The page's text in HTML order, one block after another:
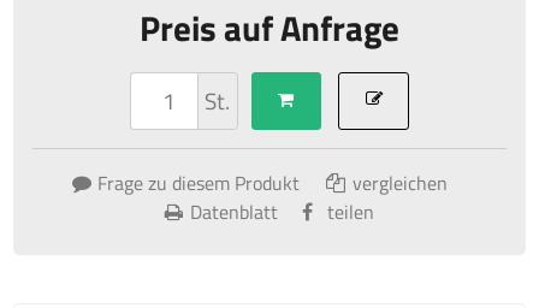
Preis auf Anfrage
St.
Frage zu diesem Produkt
vergleichen
Datenblatt
teilen